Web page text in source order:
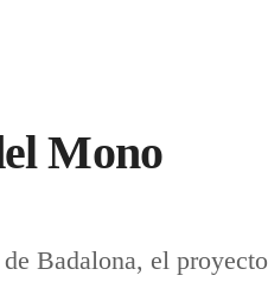
Mono
Badalona, el proyecto